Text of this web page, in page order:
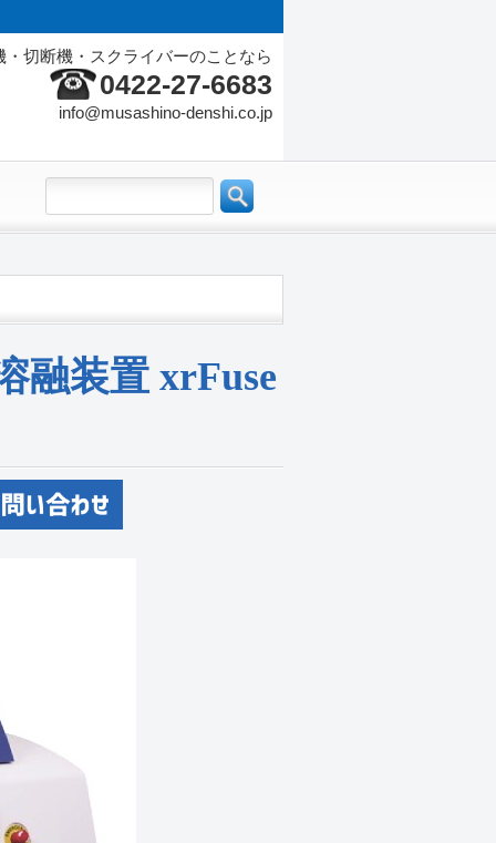
・切断機・スクライバーのことなら
0422-27-6683
info@musashino-denshi.co.jp
融装置 xrFuse